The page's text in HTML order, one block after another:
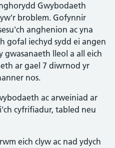
Gwybodaeth
broblem. Gofynnir
anghenion ac yna
gofal iechyd sydd ei angen
gwasanaeth lleol a all eich
ar gael 7 diwrnod yr
nos.
ac arweiniad ar
cyfrifiadur, tabled neu
eich clyw ac nad ydych